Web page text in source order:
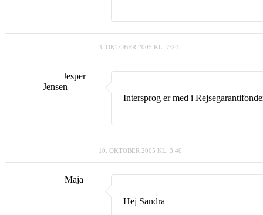
3. OKTOBER 2005 KL. 7:24
Jesper
Jensen
Intersprog er med i
10. OKTOBER 2005 KL. 3:40
Maja
Hej Sandra